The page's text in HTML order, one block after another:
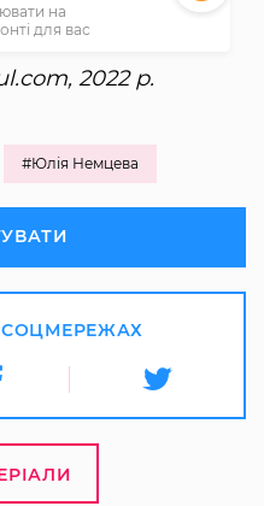
на
для вас
2022 р.
#Юлія Немцева
СОЦМЕРЕЖАХ